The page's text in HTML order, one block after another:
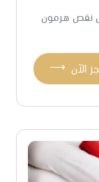
نقص هرمون
⟶ الآن